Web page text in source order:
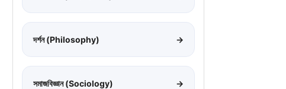
দর্শন (Philosophy) →
সমাজবিজ্ঞান (Sociology) →